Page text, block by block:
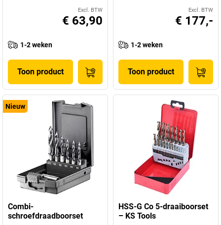
Excl. BTW
€ 63,90
1-2 weken
Toon product
Excl. BTW
€ 177,-
1-2 weken
Toon product
Nieuw
Combi-
schroefdraadboorset
HSS-G Co 5-draaiboorset
– KS Tools